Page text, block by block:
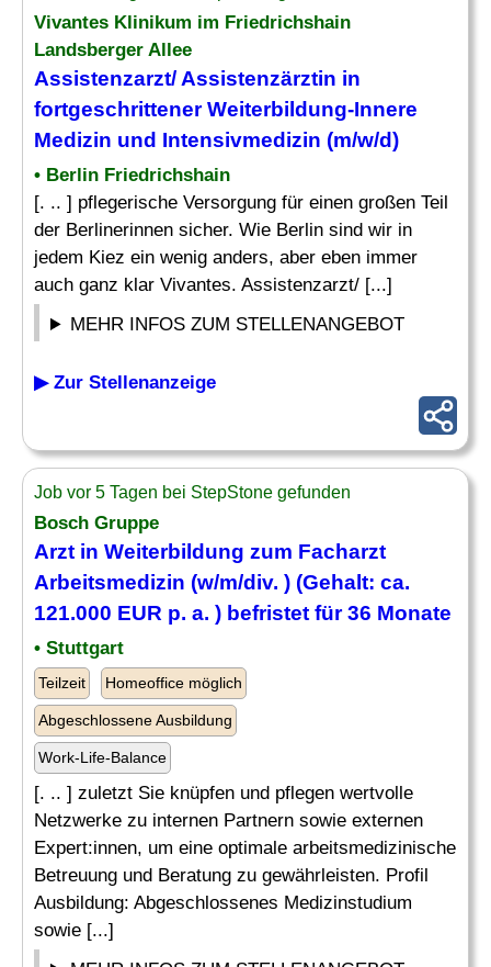
Vivantes Klinikum im Friedrichshain
Landsberger Allee
Assistenzarzt/ Assistenzärztin in
fortgeschrittenerWeiterbildung-Innere
Medizin und Intensivmedizin (m/w/d)
• Berlin Friedrichshain
[. .. ] pflegerische Versorgung für einen großen Teil
der Berlinerinnen sicher. Wie Berlin sind wir in
jedem Kiez ein wenig anders, aber eben immer
auch ganz klar Vivantes. Assistenzarzt/ [...]
MEHR INFOS ZUM STELLENANGEBOT
▶ Zur Stellenanzeige
Job vor 5 Tagen bei StepStone gefunden
Bosch Gruppe
Arzt in Weiterbildung zum Facharzt
Arbeitsmedizin (w/m/div. ) (Gehalt: ca.
121.000 EUR p. a. ) befristet für 36 Monate
• Stuttgart
Teilzeit Homeoffice möglich
Abgeschlossene Ausbildung
Work-Life-Balance
[. .. ] zuletzt Sie knüpfen und pflegen wertvolle
Netzwerke zu internen Partnern sowie externen
Expert:innen, um eine optimale arbeitsmedizinische
Betreuung und Beratung zu gewährleisten. Profil
Ausbildung: Abgeschlossenes Medizinstudium
sowie [...]